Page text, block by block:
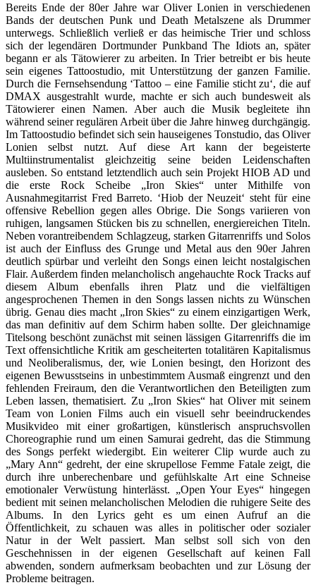
Bereits Ende der 80er Jahre war Oliver Lonien in verschiedenen
Bands der deutschen Punk und Death Metalszene als Drummer
unterwegs. Schließlich verließ er das heimische Trier und schloss
sich der legendären Dortmunder Punkband The Idiots an, später
begann er als Tätowierer zu arbeiten. In Trier betreibt er bis heute
sein eigenes Tattoostudio, mit Unterstützung der ganzen Familie.
Durch die Fernsehsendung ‘Tattoo – eine Familie sticht zu‘, die auf
DMAX ausgestrahlt wurde, machte er sich auch bundesweit als
Tätowierer einen Namen. Aber auch die Musik begleitete ihn
während seiner regulären Arbeit über die Jahre hinweg durchgängig.
Im Tattoostudio befindet sich sein hauseigenes Tonstudio, das Oliver
Lonien selbst nutzt. Auf diese Art kann der begeisterte
Multiinstrumentalist gleichzeitig seine beiden Leidenschaften
ausleben. So entstand letztendlich auch sein Projekt HIOB AD und
die erste Rock Scheibe „Iron Skies“ unter Mithilfe von
Ausnahmegitarrist Fred Barreto. ‘Hiob der Neuzeit‘ steht für eine
offensive Rebellion gegen alles Obrige. Die Songs variieren von
ruhigen, langsamen Stücken bis zu schnellen, energiereichen Titeln.
Neben vorantreibendem Schlagzeug, starken Gitarrenriffs und Solos
ist auch der Einfluss des Grunge und Metal aus den 90er Jahren
deutlich spürbar und verleiht den Songs einen leicht nostalgischen
Flair. Außerdem finden melancholisch angehauchte Rock Tracks auf
diesem Album ebenfalls ihren Platz und die vielfältigen
angesprochenen Themen in den Songs lassen nichts zu Wünschen
übrig. Genau dies macht „Iron Skies“ zu einem einzigartigen Werk,
das man definitiv auf dem Schirm haben sollte. Der gleichnamige
Titelsong beschönt zunächst mit seinen lässigen Gitarrenriffs die im
Text offensichtliche Kritik am gescheiterten totalitären Kapitalismus
und Neoliberalismus, der, wie Lonien besingt, den Horizont des
eigenen Bewusstseins in unbestimmtem Ausmaß eingrenzt und den
fehlenden Freiraum, den die Verantwortlichen den Beteiligten zum
Leben lassen, thematisiert. Zu „Iron Skies“ hat Oliver mit seinem
Team von Lonien Films auch ein visuell sehr beeindruckendes
Musikvideo mit einer großartigen, künstlerisch anspruchsvollen
Choreographie rund um einen Samurai gedreht, das die Stimmung
des Songs perfekt wiedergibt. Ein weiterer Clip wurde auch zu
„Mary Ann“ gedreht, der eine skrupellose Femme Fatale zeigt, die
durch ihre unberechenbare und gefühlskalte Art eine Schneise
emotionaler Verwüstung hinterlässt. „Open Your Eyes“ hingegen
bedient mit seinen melancholischen Melodien die ruhigere Seite des
Albums. In den Lyrics geht es um einen Aufruf an die
Öffentlichkeit, zu schauen was alles in politischer oder sozialer
Natur in der Welt passiert. Man selbst soll sich von den
Geschehnissen in der eigenen Gesellschaft auf keinen Fall
abwenden, sondern aufmerksam beobachten und zur Lösung der
Probleme beitragen.